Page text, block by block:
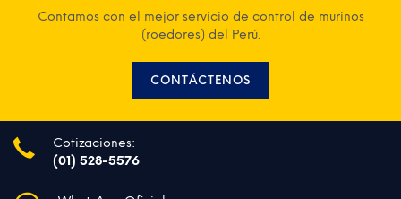
Contamos con el mejor servicio de control de murinos
(roedores) del Perú.
CONTÁCTENOS
Cotizaciones:
(01) 528-5576